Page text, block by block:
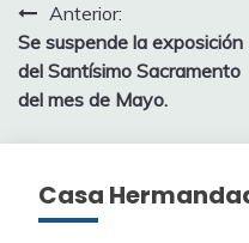
Navegación
de
entradas
Anterior:
Se suspende la exposición
del Santísimo Sacramento
del mes de Mayo.
Casa